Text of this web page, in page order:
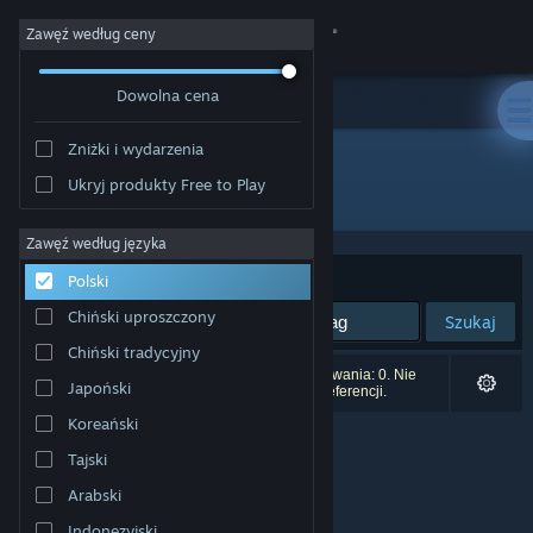
Zaloguj się
Społeczność
Informacje
Wsparcie
Zmień język
Pobierz aplikację mobilną Steam
Wersja przeglądarkowa
Zawęź według ceny
Dowolna cena
Zniżki i wydarzenia
Ukryj produkty Free to Play
Zawęź według języka
Polski
Chiński uproszczony
Chiński tradycyjny
Japoński
Koreański
Tajski
Arabski
Wydawca: Krispy Animation
Sortuj według:
Szukaj
Liczba wyników pasujących do twojego wyszukiwania: 0. Nie
uwzględniono 5 tytułów na podstawie twoich preferencji.